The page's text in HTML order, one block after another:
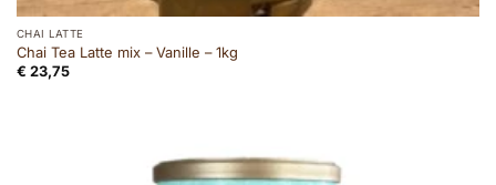
CHAI LATTE
Chai Tea Latte mix – Vanille – 1kg
€ 23,75